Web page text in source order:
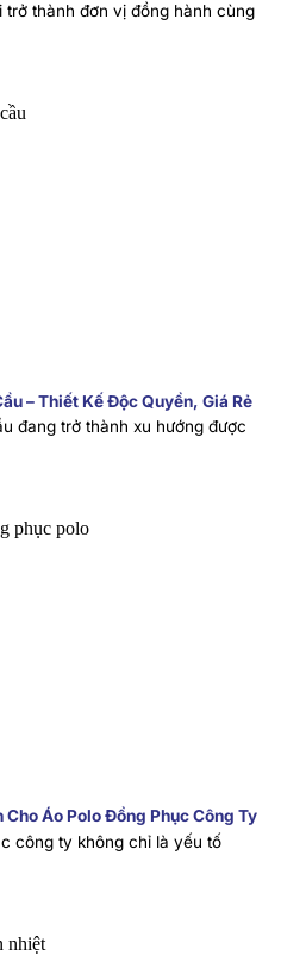
thành đơn vị đồng hành cùng
– Thiết Kế Độc Quyền, Giá Rẻ
đang trở thành xu hướng được
Cho Áo Polo Đồng Phục Công Ty
công ty không chỉ là yếu tố